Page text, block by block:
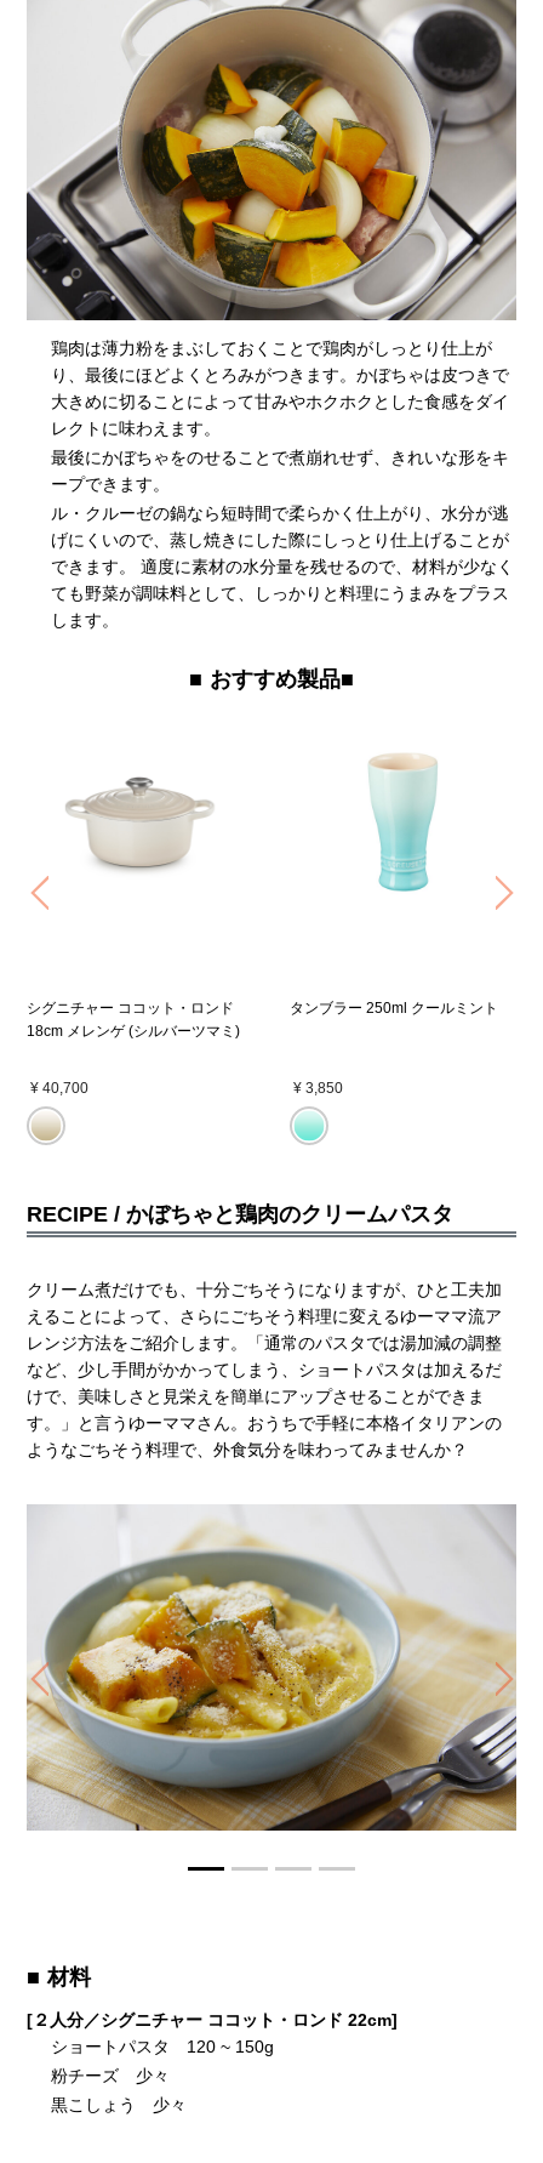
鶏肉は薄力粉をまぶしておくことで鶏肉がしっとり仕上が
り、最後にほどよくとろみがつきます。かぼちゃは皮つきで
大きめに切ることによって甘みやホクホクとした食感をダイ
レクトに味わえます。
最後にかぼちゃをのせることで煮崩れせず、きれいな形をキ
ープできます。
ル・クルーゼの鍋なら短時間で柔らかく仕上がり、水分が逃
げにくいので、蒸し焼きにした際にしっとり仕上げることが
できます。 適度に素材の水分量を残せるので、材料が少なく
ても野菜が調味料として、しっかりと料理にうまみをプラス
します。
おすすめ製品■
シグニチャー ココット・ロンド
18cm メレンゲ (シルバーツマミ)
¥ 40,700
タンブラー 250ml クールミント
¥ 3,850
Previous
RECIPE / かぼちゃと鶏肉のクリームパスタ
クリーム煮だけでも、十分ごちそうになりますが、ひと工夫加
えることによって、さらにごちそう料理に変えるゆーママ流ア
レンジ方法をご紹介します。「通常のパスタでは湯加減の調整
など、少し手間がかかってしまう、ショートパスタは加えるだ
けで、美味しさと見栄えを簡単にアップさせることができま
す。」と言うゆーママさん。おうちで手軽に本格イタリアンの
ようなごちそう料理で、外食気分を味わってみませんか？
Previous
材料
[２人分／シグニチャー ココット・ロンド 22cm]
ショートパスタ 120 ~ 150g
粉チーズ 少々
黒こしょう 少々